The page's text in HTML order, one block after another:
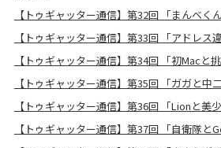
【トゥギャッター通信】第32回 「まんべく
【トゥギャッター通信】第33回 「アドレス
【トゥギャッター通信】第34回 「初Macと挑
【トゥギャッター通信】第35回 「ガガと中二
【トゥギャッター通信】第36回 「Lionと美少
【トゥギャッター通信】第37回 「自衛隊と